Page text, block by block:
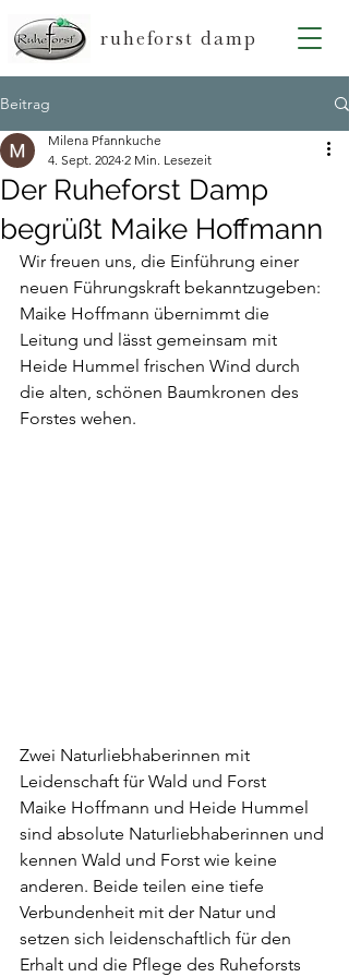
ruheforst damp
Beitrag
Der Ruheforst Damp
begrüßt Maike Hoffmann
Milena Pfannkuche
4. Sept. 2024 2 Min. Lesezeit
Wir freuen uns, die Einführung einer
neuen Führungskraft bekanntzugeben:
Maike Hoffmann übernimmt die
Leitung und lässt gemeinsam mit
Heide Hummel frischen Wind durch
die alten, schönen Baumkronen des
Forstes wehen.
Zwei Naturliebhaberinnen mit
Leidenschaft für Wald und Forst
Maike Hoffmann und Heide Hummel
sind absolute Naturliebhaberinnen und
kennen Wald und Forst wie keine
anderen. Beide teilen eine tiefe
Verbundenheit mit der Natur und
setzen sich leidenschaftlich für den
Erhalt und die Pflege des Ruheforsts